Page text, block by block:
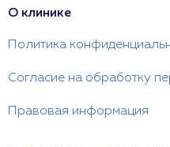
О клинике
Политика
Согласие на обработку
Правовая информация